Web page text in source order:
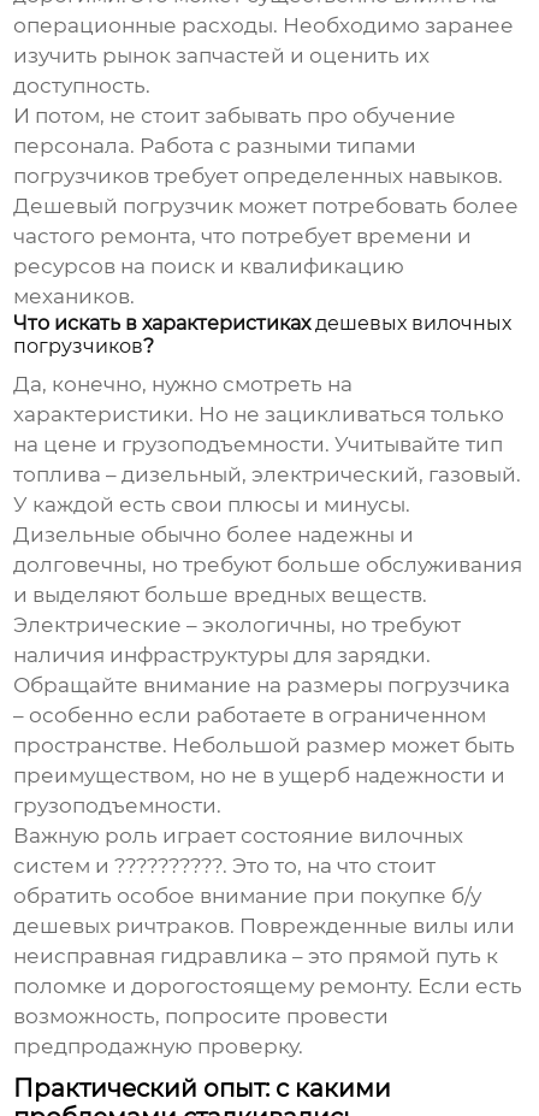
операционные расходы. Необходимо заранее
изучить рынок запчастей и оценить их
доступность.
И потом, не стоит забывать про обучение
персонала. Работа с разными типами
погрузчиков требует определенных навыков.
Дешевый погрузчик может потребовать более
частого ремонта, что потребует времени и
ресурсов на поиск и квалификацию
механиков.
Что искать в характеристиках дешевых вилочных
погрузчиков?
Да, конечно, нужно смотреть на
характеристики. Но не зацикливаться только
на цене и грузоподъемности. Учитывайте тип
топлива – дизельный, электрический, газовый.
У каждой есть свои плюсы и минусы.
Дизельные обычно более надежны и
долговечны, но требуют больше обслуживания
и выделяют больше вредных веществ.
Электрические – экологичны, но требуют
наличия инфраструктуры для зарядки.
Обращайте внимание на размеры погрузчика
– особенно если работаете в ограниченном
пространстве. Небольшой размер может быть
преимуществом, но не в ущерб надежности и
грузоподъемности.
Важную роль играет состояние вилочных
систем и ??????????. Это то, на что стоит
обратить особое внимание при покупке б/у
дешевых ричтраков. Поврежденные вилы или
неисправная гидравлика – это прямой путь к
поломке и дорогостоящему ремонту. Если есть
возможность, попросите провести
предпродажную проверку.
Практический опыт: с какими